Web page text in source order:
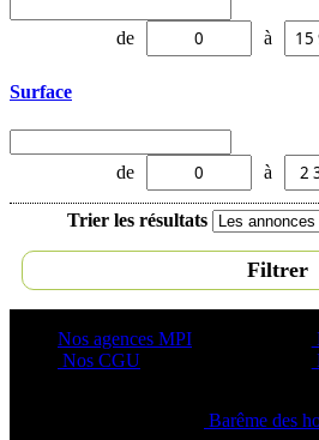
de à
Surface
de à
Trier les résultats
Filtrer
Nos agences MPI
Nos CGU
Barême des